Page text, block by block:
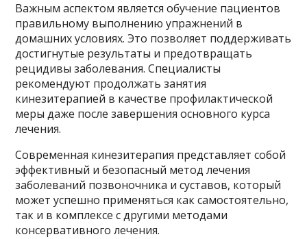
Важным аспектом является обучение пациентов
правильному выполнению упражнений в
домашних условиях. Это позволяет поддерживать
достигнутые результаты и предотвращать
рецидивы заболевания. Специалисты
рекомендуют продолжать занятия
кинезитерапией в качестве профилактической
меры даже после завершения основного курса
лечения.
Современная кинезитерапия представляет собой
эффективный и безопасный метод лечения
заболеваний позвоночника и суставов, который
может успешно применяться как самостоятельно,
так и в комплексе с другими методами
консервативного лечения.